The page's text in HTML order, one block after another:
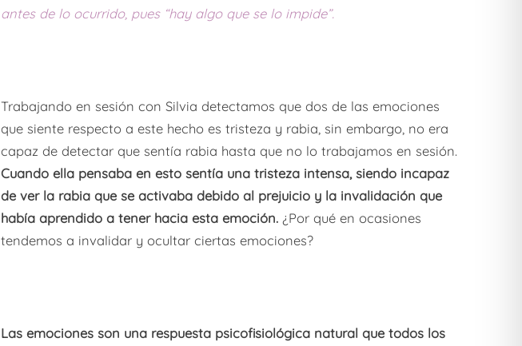
antes de lo ocurrido, pues “hay algo que se lo impide”.
Trabajando en sesión con Silvia detectamos que dos de las emociones
que siente respecto a este hecho es tristeza y rabia, sin embargo, no era
capaz de detectar que sentía rabia hasta que no lo trabajamos en sesión.
Cuando ella pensaba en esto sentía una tristeza intensa, siendo incapaz
de ver la rabia que se activaba debido al prejuicio y la invalidación que
había aprendido a tener hacia esta emoción. ¿Por qué en ocasiones
tendemos a invalidar y ocultar ciertas emociones?
Las emociones son una respuesta psicofisiológica natural que todos los